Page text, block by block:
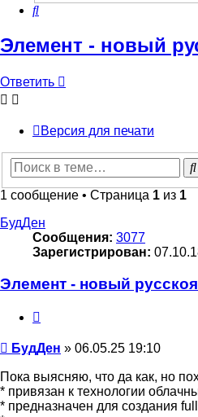
Поиск
Элемент - новый
Ответить
Версия для печати
1 сообщение • Страница 1 из 1
БудДен
Сообщения: 3077
Зарегистрирован:
Элемент - новый
Сообщение
БудДен » 06.05.25 19:10
Пока выясняю, что да как, но
* привязан к технологии
* предназначен для создания